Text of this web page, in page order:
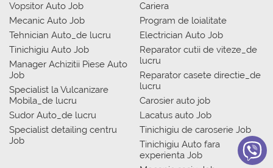
Vopsitor Auto Job
Mecanic Auto Job
Tehnician Auto_de lucru
Tinichigiu Auto Job
Manager Achizitii Piese Auto
Job
Specialist la Vulcanizare
Mobila_de lucru
Sudor Auto_de lucru
Specialist detailing centru
Job
Cariera
Program de loialitate
Electrician Auto Job
Reparator cutii de viteze_de
lucru
Reparator casete directie_de
lucru
Carosier auto job
Lacatus auto Job
Tinichigiu de caroserie Job
Tinichigiu Auto fara
experienta Job